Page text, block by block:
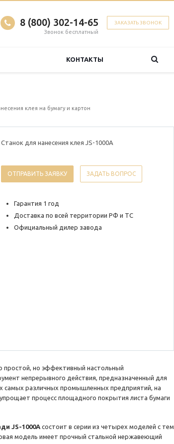
ЗАКАЗАТЬ ЗВОНОК
8 (800) 302-14-65
Звонок бесплатный
КОНТАКТЫ
клея на бумагу и картон
Станок для нанесения клея JS-1000A
ОТПРАВИТЬ ЗАЯВКУ ЗАДАТЬ ВОПРОС
Гарантия 1 год
Доставка по всей территории РФ и ТС
Официальный дилер завода
простой, но эффективный настольный
непрерывного действия, предназначенный для
самых различных промышленных предприятий, на
процесс площадного покрытия листа бумаги
JS-1000A состоит в серии из четырех моделей с тем
модель имеет прочный стальной нержавеющий